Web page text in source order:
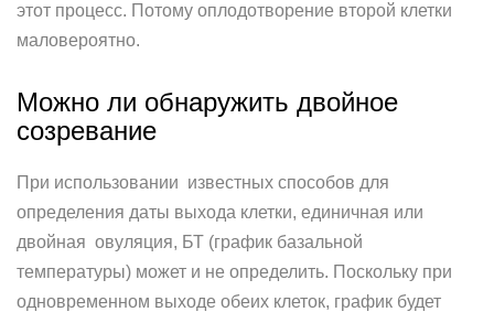
этот процесс. Потому оплодотворение второй клетки
маловероятно.
Можно ли обнаружить двойное
созревание
При использовании известных способов для
определения даты выхода клетки, единичная или
двойная овуляция, БТ (график базальной
температуры) может и не определить. Поскольку при
одновременном выходе обеих клеток, график будет